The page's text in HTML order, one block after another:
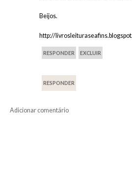
Beijos.
http://
RESPONDER EXCLUIR
RESPONDER
Adicionar comentário